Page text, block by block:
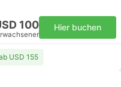
100 Hier buchen
USD 155